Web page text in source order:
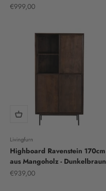
Sale price
€999,00
Livingfurn
Highboard Ravenstein 170cm
aus Mangoholz - Dunkelbraun
Sale price
€939,00